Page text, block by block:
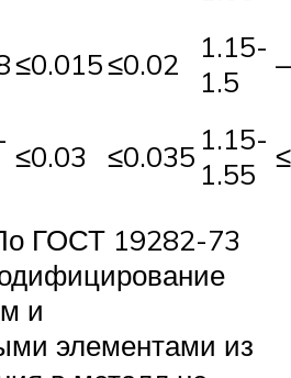
≤0.015≤0.02
1.15-
1.5
≤0.03 ≤0.035 1.15-
1.55
ГОСТ 19282-73
и
элементами из